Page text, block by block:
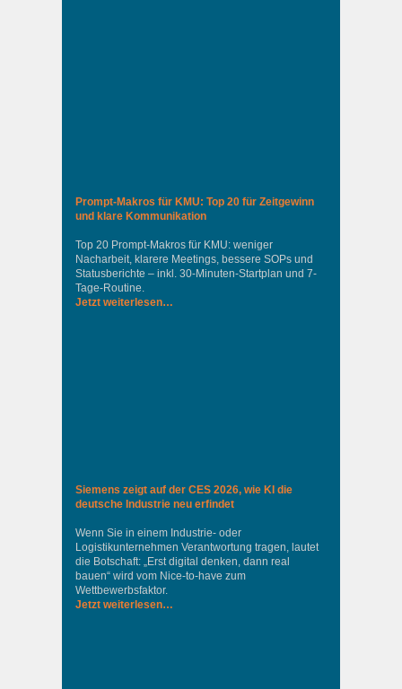
Prompt-Makros für KMU: Top 20 für Zeitgewinn
und klare Kommunikation
Top 20 Prompt-Makros für KMU: weniger
Nacharbeit, klarere Meetings, bessere SOPs und
Statusberichte – inkl. 30-Minuten-Startplan und 7-
Tage-Routine.
Jetzt weiterlesen…
Siemens zeigt auf der CES 2026, wie KI die
deutsche Industrie neu erfindet
Wenn Sie in einem Industrie‑ oder
Logistikunternehmen Verantwortung tragen, lautet
die Botschaft: „Erst digital denken, dann real
bauen“ wird vom Nice‑to‑have zum
Wettbewerbsfaktor.
Jetzt weiterlesen…